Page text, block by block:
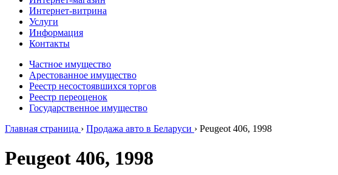
Интернет-витрина
Услуги
Информация
Контакты
Частное имущество
Арестованное имущество
Реестр несостоявшихся торгов
Реестр переоценок
Государственное имущество
Главная страница › Продажа авто в Беларуси › Peugeot 406, 1998
Peugeot 406, 1998